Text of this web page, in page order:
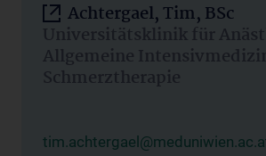
Achtergael, Tim, BSc
Universitätsklinik für
Allgemeine
Schmerztherapie